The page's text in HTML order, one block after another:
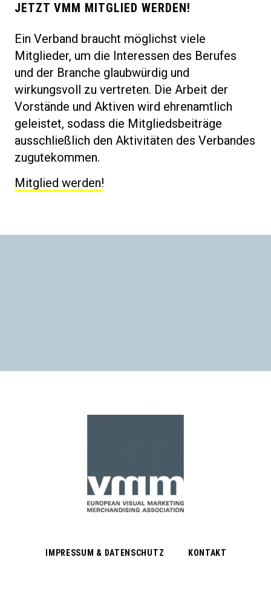
JETZT VMM MITGLIED WERDEN!
Ein Verband braucht möglichst viele
Mitglieder, um die Interessen des Berufes
und der Branche glaubwürdig und
wirkungsvoll zu vertreten. Die Arbeit der
Vorstände und Aktiven wird ehrenamtlich
geleistet, sodass die Mitgliedsbeiträge
ausschließlich den Aktivitäten des Verbandes
zugutekommen.
Mitglied werden!
IMPRESSUM & DATENSCHUTZ KONTAKT